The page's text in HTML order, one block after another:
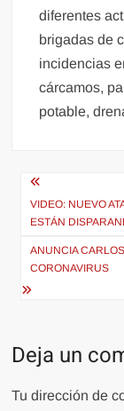
diferentes
brigadas de
incidencias
cárcamos,
potable,
de
entradas
VIDEO: NUEVO
ESTÁN
ANUNCIA
CORONAVIRUS
Deja un
Tu dirección de